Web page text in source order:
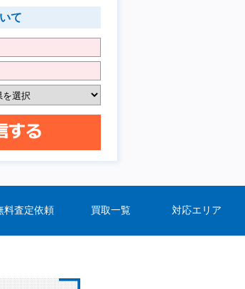
て
料査定依頼 買取一覧 対応エリア